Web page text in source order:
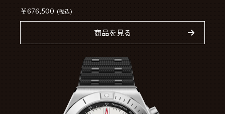
￥676,500 (税込)
商品を見る